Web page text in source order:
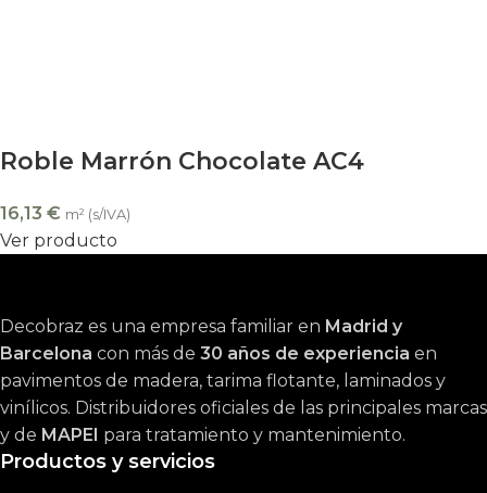
Roble Marrón Chocolate AC4
16,13 € m² (s/IVA)
Ver producto
Decobraz es una empresa familiar en Madrid y
Barcelona con más de 30 años de experiencia en
pavimentos de madera, tarima flotante, laminados y
vinílicos. Distribuidores oficiales de las principales marcas
y de MAPEI para tratamiento y mantenimiento.
Productos y servicios